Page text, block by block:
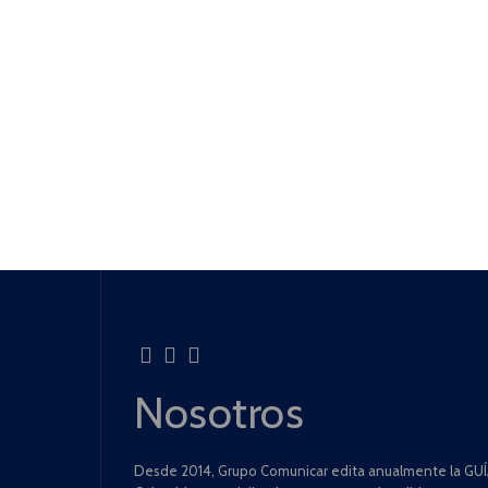
Nosotros
Desde 2014, Grupo Comunicar edita anualmente la